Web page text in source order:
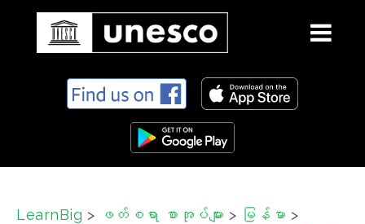
LearnBig > ဖတ်စရာ စာအုပ်များ > မြန်မာ >